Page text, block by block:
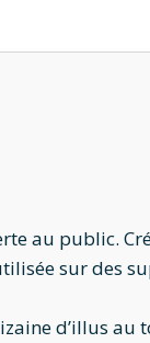
au public.
sur des
d’illus au